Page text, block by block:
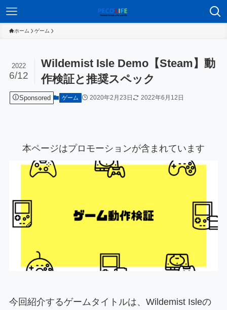
ホーム ゲーム
Wildemist Isle Demo【Steam】動
作検証と推奨スペック
2022
6/12
Sponsored ゲーム 2020年2月23日 2022年6月12日
本ページはプロモーションが含まれています
今回紹介するゲームタイトルは、Wildemist Isleの